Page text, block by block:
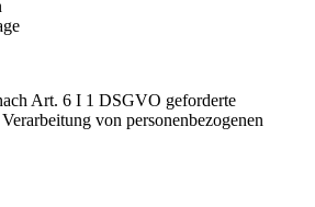
Art. 6 I 1 DSGVO geforderte
von personenbezogenen